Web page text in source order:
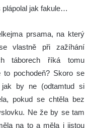
jak fakule…
prsama, na který
vlastně při zažíhání
táborech říká tomu
pochodeň? Skoro se
by ne (odtamtud si
pokud se chtěla bez
Ne že by se tam
na to a měla i jistou